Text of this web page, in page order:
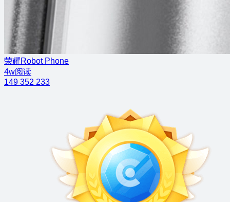
荣耀Robot Phone
4w阅读
149 352 233